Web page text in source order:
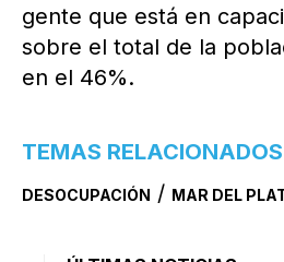
gente que está en
sobre el total de la
en el 46%.
TEMAS RELACIONADOS
DESOCUPACIÓN / MAR DEL